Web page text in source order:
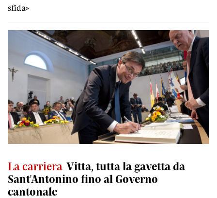
sfida»
La carriera Vitta, tutta la gavetta da
Sant'Antonino fino al Governo
cantonale